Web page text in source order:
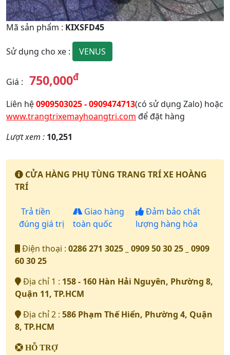
Mã sản phẩm : KIXSFD45
Sử dụng cho xe : VENUS
Giá : 750,000đ
Liên hệ0909503025 - 0909474713(có sử dụng Zalo) hoặc
www.trangtrixemayhoangtri.com để đặt hàng
Lượt xem : 10,251
CỬA HÀNG PHỤ TÙNG TRANG TRÍ XE HOÀNG
TRÍ
Trả tiền
đúng giá trị
Giao hàng
toàn quốc
Đảm bảo chất
lượng hàng hóa
Điện thoại : 0286 271 3025 _ 0909 50 30 25 _ 0909
60 30 25
Địa chỉ 1 : 158 - 160 Hàn Hải Nguyên, Phường 8,
Quận 11, TP.HCM
Địa chỉ 2 : 586 Phạm Thế Hiển, Phường 4, Quận
8, TP.HCM
HỖ TRỢ